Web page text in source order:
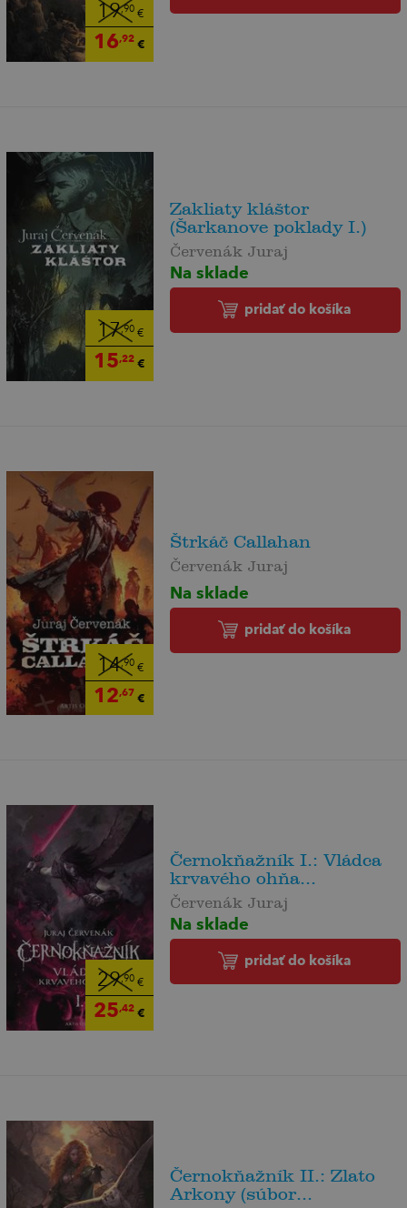
19,90€
16,92€
17,90€
15,22€
Zakliaty kláštor
(Šarkanove poklady I.)
Červenák Juraj
Na sklade
pridať do košíka
14,90€
12,67 €
Štrkáč Callahan
Červenák Juraj
Na sklade
pridať do košíka
29,90€
25,42€
Černokňažník I.: Vládca
krvavého ohňa...
Červenák Juraj
Na sklade
pridať do košíka
Černokňažník II.: Zlato
Arkony (súbor...